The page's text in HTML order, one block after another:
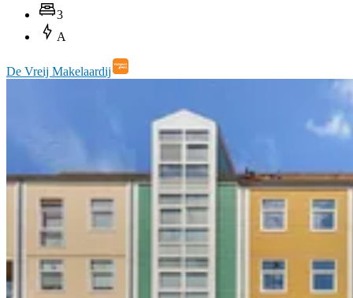
3
A
De Vreij Makelaardij